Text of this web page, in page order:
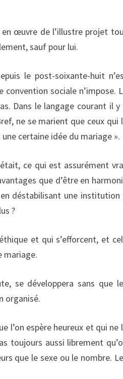
en œuvre de l’illustre projet
sauf pour lui.
le post-soixante-huit
convention sociale n’impose.
Dans le langage courant il y
ne se marient que ceux qui
certaine idée du mariage ».
ce qui est assurément
que d’être en
déstabilisant une institution
?
et qui s’efforcent, et
mariage.
se développera sans que
organisé.
l’on espère heureux et qui ne
toujours aussi librement
que le sexe ou le nombre.